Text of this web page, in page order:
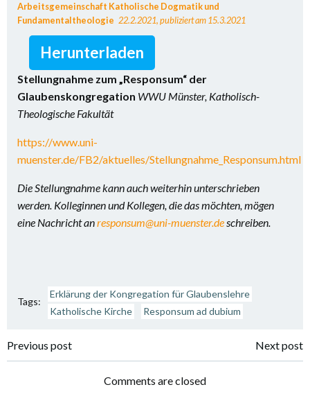
Arbeitsgemeinschaft Katholische Dogmatik und
Fundamentaltheologie 22.2.2021, publiziert am 15.3.2021
Herunterladen
Stellungnahme zum „Responsum“ der
Glaubenskongregation WWU Münster, Katholisch-
Theologische Fakultät
https://www.uni-
muenster.de/FB2/aktuelles/Stellungnahme_Responsum.html
Die Stellungnahme kann auch weiterhin unterschrieben
werden. Kolleginnen und Kollegen, die das möchten, mögen
eine Nachricht anresponsum@uni-muenster.deschreiben.
Tags:
Erklärung der Kongregation für Glaubenslehre
Katholische Kirche
Responsum ad dubium
Post
navigation
Previous post
navigation
Next post
Comments are closed